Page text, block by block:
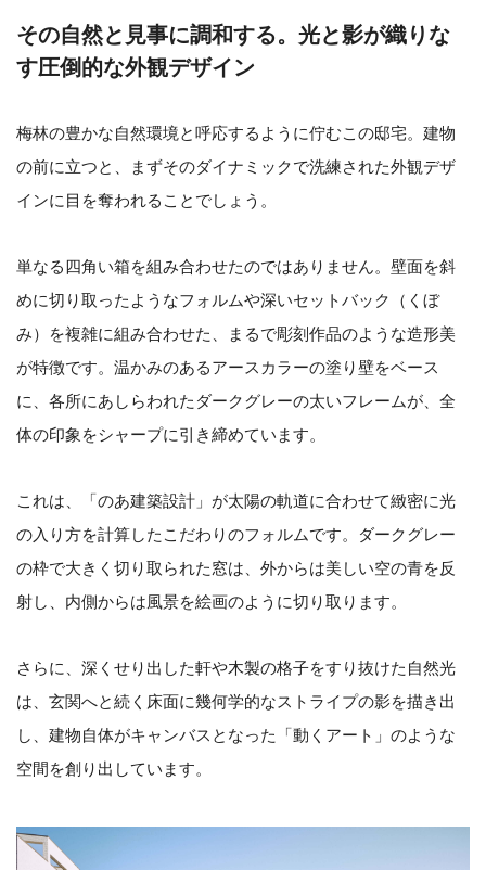
その自然と見事に調和する。光と影が織りな
す圧倒的な外観デザイン
梅林の豊かな自然環境と呼応するように佇むこの邸宅。建物
の前に立つと、まずそのダイナミックで洗練された外観デザ
インに目を奪われることでしょう。
単なる四角い箱を組み合わせたのではありません。壁面を斜
めに切り取ったようなフォルムや深いセットバック（くぼ
み）を複雑に組み合わせた、まるで彫刻作品のような造形美
が特徴です。温かみのあるアースカラーの塗り壁をベース
に、各所にあしらわれたダークグレーの太いフレームが、全
体の印象をシャープに引き締めています。
これは、「のあ建築設計」が太陽の軌道に合わせて緻密に光
の入り方を計算したこだわりのフォルムです。ダークグレー
の枠で大きく切り取られた窓は、外からは美しい空の青を反
射し、内側からは風景を絵画のように切り取ります。
さらに、深くせり出した軒や木製の格子をすり抜けた自然光
は、玄関へと続く床面に幾何学的なストライプの影を描き出
し、建物自体がキャンバスとなった「動くアート」のような
空間を創り出しています。